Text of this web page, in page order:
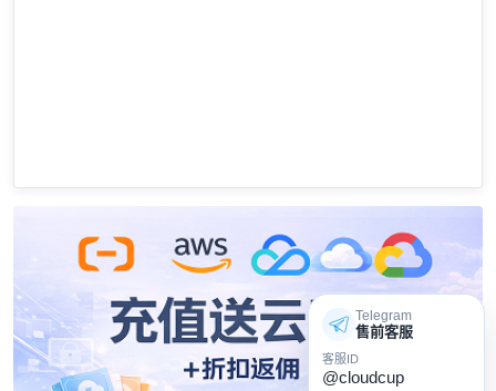
Telegram
售前客服
客服ID
@cloudcup